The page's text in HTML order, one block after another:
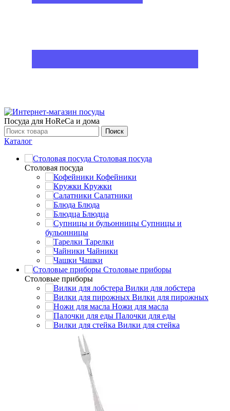
Посуда для HoReCa и дома
Поиск
Каталог
Столовая посуда
Столовая посуда
Кофейники
Кружки
Салатники
Блюда
Блюдца
Супницы и
бульонницы
Тарелки
Чайники
Чашки
Cтоловые приборы
Cтоловые приборы
Вилки для лобстера
Вилки для пирожных
Ножи для масла
Палочки для еды
Вилки для стейка